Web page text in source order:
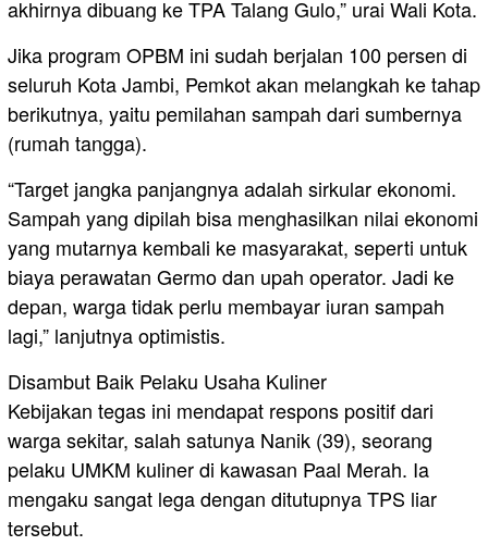
akhirnya dibuang ke TPA Talang Gulo,” urai Wali Kota.
Jika program OPBM ini sudah berjalan 100 persen di
seluruh Kota Jambi, Pemkot akan melangkah ke tahap
berikutnya, yaitu pemilahan sampah dari sumbernya
(rumah tangga).
“Target jangka panjangnya adalah sirkular ekonomi.
Sampah yang dipilah bisa menghasilkan nilai ekonomi
yang mutarnya kembali ke masyarakat, seperti untuk
biaya perawatan Germo dan upah operator. Jadi ke
depan, warga tidak perlu membayar iuran sampah
lagi,” lanjutnya optimistis.
Disambut Baik Pelaku Usaha Kuliner
Kebijakan tegas ini mendapat respons positif dari
warga sekitar, salah satunya Nanik (39), seorang
pelaku UMKM kuliner di kawasan Paal Merah. Ia
mengaku sangat lega dengan ditutupnya TPS liar
tersebut.